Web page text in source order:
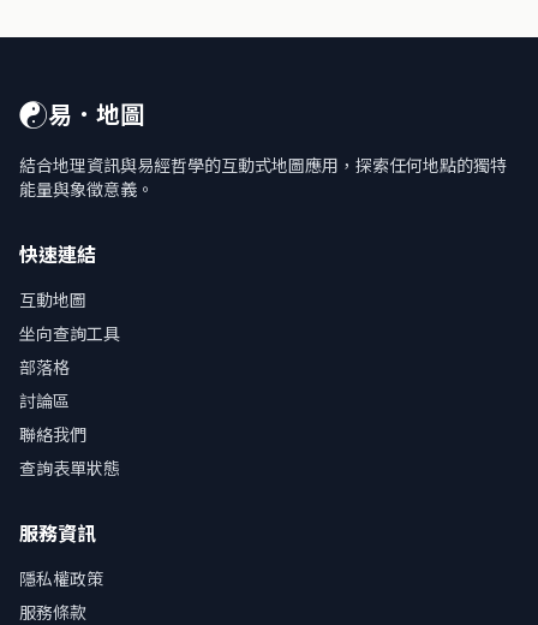
☯易．地圖
結合地理資訊與易經哲學的互動式地圖應用，探索任何地點的獨特
能量與象徵意義。
快速連結
互動地圖
坐向查詢工具
部落格
討論區
聯絡我們
查詢表單狀態
服務資訊
隱私權政策
服務條款